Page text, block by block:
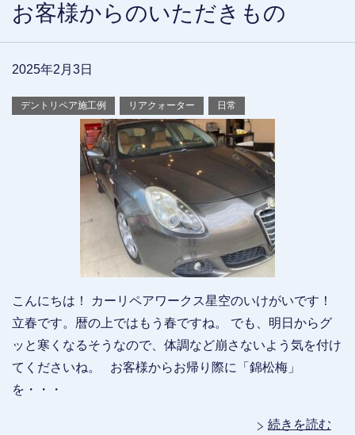
お客様からのいただきもの
2025年2月3日
デントリペア施工例 リアクォーター 日常
こんにちは！ カーリペアワークス星空のいけがいです！
立春です。暦の上ではもう春ですね。 でも、明日からグ
ッと寒くなるそうなので、体調など崩さないよう気を付け
てくださいね。 お客様からお帰り際に「錦松梅」
を・・・
続きを読む